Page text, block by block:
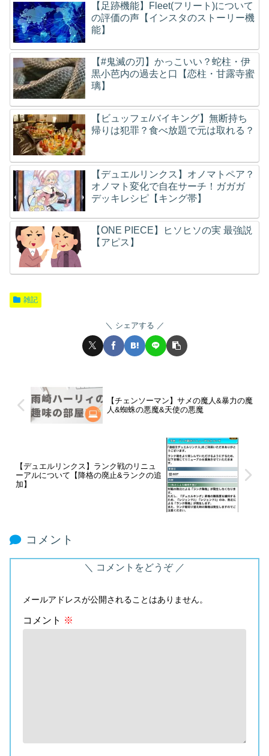
【足跡機能】Fleet(フリート)について
の評価の声【インスタのストーリー機
能】
【#鬼滅の刃】かっこいい？蛇柱・伊
黒小芭内の過去と口【恋柱・甘露寺蜜
璃】
【ビュッフェ/バイキング】無断持ち
帰りは犯罪？食べ放題で元は取れる？
【デュエルリンクス】オノマトペア？
オノマト変化で自在サーチ！ガガガ
デッキレシピ【キング帯】
【ONE PIECE】ヒソヒソの実 最強説
【アピス】
雑記
シェアする
【チェンソーマン】サメの魔人&暴力の魔
人&蜘蛛の悪魔&天使の悪魔
【デュエルリンクス】ランク戦のリニュ
ーアルについて【降格の廃止&ランクの追
加】
コメント
コメントをどうぞ
メールアドレスが公開されることはありません。
コメント ※